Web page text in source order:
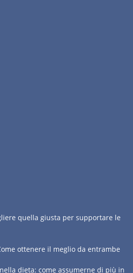
quella giusta per supportare le
ottenere il meglio da entrambe
dieta: come assumerne di più in